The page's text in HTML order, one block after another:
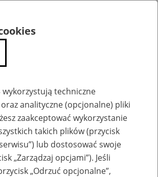
erecruiter jest tymczasowo niedostępny.
wykorzystują techniczne
analityczne (opcjonalne) pliki
zaakceptować wykorzystanie
takich plików (przycisk
lub dostosować swoje
„Zarządzaj opcjami”). Jeśli
„Odrzuć opcjonalne”,